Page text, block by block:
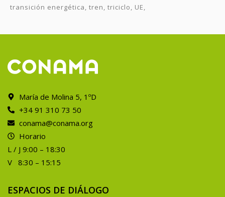
transición energética tren triciclo UE
María de Molina 5, 1ºD
+34 91 310 73 50
conama@conama.org
Horario
L / J 9:00 – 18:30
V 8:30 – 15:15
ESPACIOS DE DIÁLOGO